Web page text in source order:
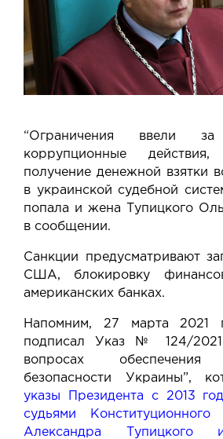
“Ограничения ввели за
коррупционные
получение денежной взятки
в украинской судебной
попала и жена Тупицкого
в сообщении.
Санкции предусматривают
США, блокировку
американских банках.
Напомним, 27 марта 2021
подписал Указ № 124/
вопросах обеспечения
безопасности Украины”,
указы Президента с 2013
судьями
Александра Тупицкого